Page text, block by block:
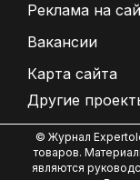
Реклама на
Вакансии
Карта сайта
Другие
© Журнал
товаров.
являются